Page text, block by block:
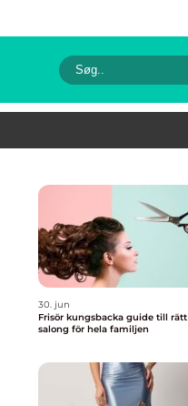
30. jun
Frisör kungsbacka guide till rätt
salong för hela familjen